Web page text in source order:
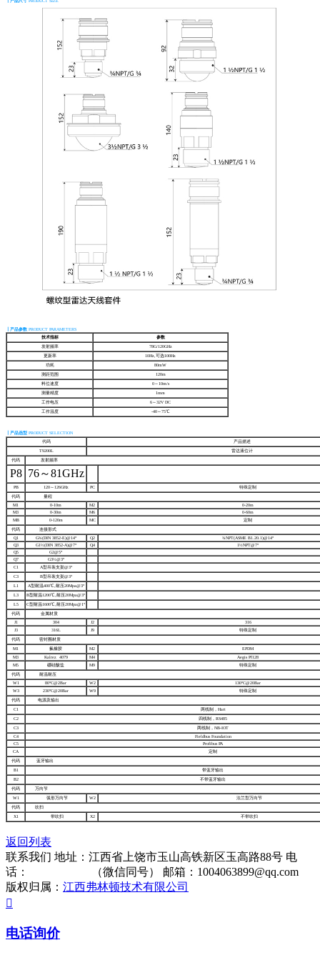
┃产品参数 PRODUCT PARAMETERS
技术指标 参数
发射频率 78G/120GHz
更新率 10Hz,可选100Hz
功耗 80mW
测距范围 120m
料位速度 0～10m/s
测量精度 1mm
工作电压 6～32V DC
工作温度 -40～75℃
┃产品选型 PRODUCT SELECTION
代码 产品描述
T9200L 雷达液位计
代码 发射频率
P8 76～81GHz
PB 120～126GHz PC 特殊定制
代码
量程
M1
0-10m M2
0-20m
M3
0-30m M6
0-60m
MB
0-120m MC 定制
代码
连接形式
Q1
G¾(DIN 3852-E)@14° Q2
¾NPT(ASME B1.20.1)@14°
Q3
G1½(DIN 3852-A)@7° Q4
1½NPT@7°
Q5
G2@5°
Q7
G3½@3°
C1
A型吊装支架@3°
C3 B型吊装支架@3°
L1 A型耐温400℃,耐压20Mpa@3°
L3 B型耐温1200℃,耐压20Mpa@3°
L5 C型耐温1600℃,耐压20Mpa@1°
代码
金属材质
J1
304 J2
316
J3
316L J9 特殊定制
代码 密封圈材质
M1 氟橡胶 M2
EPDM
M3
Kalrez 4079 M4
Aegis Pf128
M5
硼硅酸盐 M9 特殊定制
代码
耐温耐压
W1
80°C@2Bar W2
130°C@20Bar
W3
230°C@20Bar W9 特殊定制
代码 电源及输出
C1 两线制，Hart
C2 四线制，RS485
C3
两线制，NB-IOT
C4
Fieldbus Foundation
C5
Profibus PA
CA
定制
代码 蓝牙输出
B1 带蓝牙输出
B2 不带蓝牙输出
代码 万向节
W1 弧形万向节 W2 法兰型万向节
代码 吹扫
X1 带吹扫 X2 不带吹扫
返回列表
联系我们 地址：江西省上饶市玉山高铁新区玉高路88号 电
话：
（微信同号）
邮箱：1004063899@qq.com
版权归属： 江西弗林顿技术有限公司

电话询价